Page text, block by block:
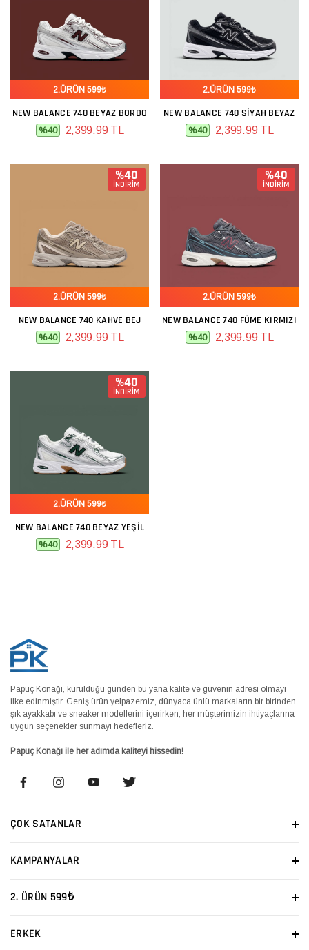
2.ÜRÜN 599₺
NEW BALANCE 740 BEYAZ BORDO
%40 2,399.99 TL
2.ÜRÜN 599₺
NEW BALANCE 740 SIYAH BEYAZ
%40 2,399.99 TL
%40
İNDİRİM
2.ÜRÜN 599₺
NEW BALANCE 740 KAHVE BEJ
%40 2,399.99 TL
%40
İNDİRİM
2.ÜRÜN 599₺
NEW BALANCE 740 FÜME KIRMIZI
%40 2,399.99 TL
%40
İNDİRİM
2.ÜRÜN 599₺
NEW BALANCE 740 BEYAZ YEŞIL
%40 2,399.99 TL
Papuç Konağı, kurulduğu günden bu yana kalite ve güvenin adresi olmayı
ilke edinmiştir. Geniş ürün yelpazemiz, dünyaca ünlü markaların bir birinden
şık ayakkabı ve sneaker modellerini içerirken, her müşterimizin ihtiyaçlarına
uygun seçenekler sunmayı hedefleriz.
Papuç Konağı ile her adımda kaliteyi hissedin!
ÇOK SATANLAR
KAMPANYALAR
2. ÜRÜN 599₺
ERKEK